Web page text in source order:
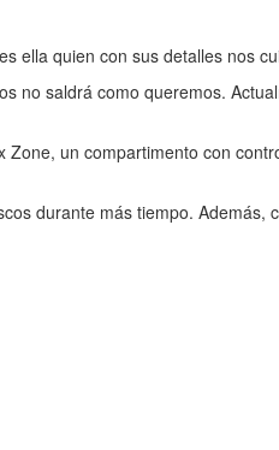
ella quien con sus detalles nos
no saldrá como queremos.
un compartimento con
durante más tiempo. Además,